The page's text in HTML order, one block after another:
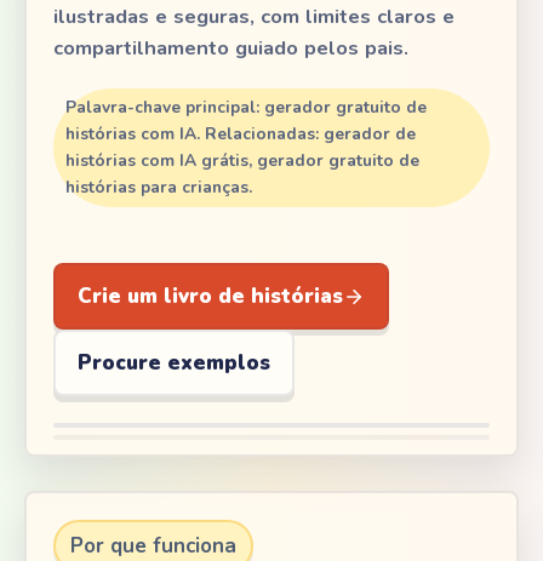
ilustradas e seguras, com limites claros e
compartilhamento guiado pelos pais.
Palavra-chave principal: gerador gratuito de
histórias com IA. Relacionadas: gerador de
histórias com IA grátis, gerador gratuito de
histórias para crianças.
Crie um livro de histórias
Procure exemplos
Por que funciona